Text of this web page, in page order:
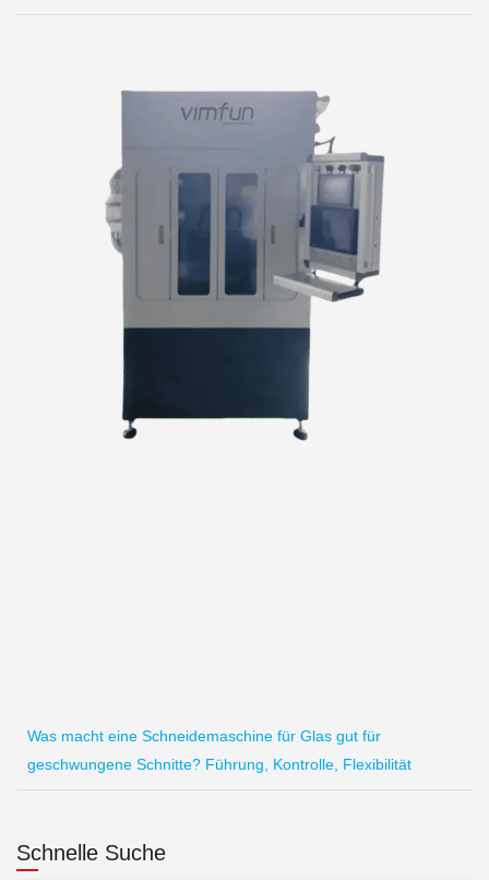
Was macht eine Schneidemaschine für Glas gut für
geschwungene Schnitte? Führung, Kontrolle, Flexibilität
Schnelle Suche